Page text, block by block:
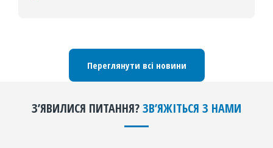
Переглянути всі новини
ЗʼЯВИЛИСЯ ПИТАННЯ?ЗВʼЯЖІТЬСЯ З НАМИ